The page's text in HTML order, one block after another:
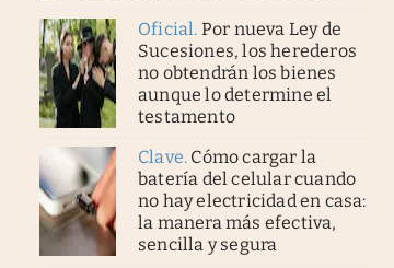
Oficial. Por nueva Ley de
Sucesiones, los herederos
no obtendrán los bienes
aunque lo determine el
testamento
Clave. Cómo cargar la
batería del celular cuando
no hay electricidad en casa:
la manera más efectiva,
sencilla y segura